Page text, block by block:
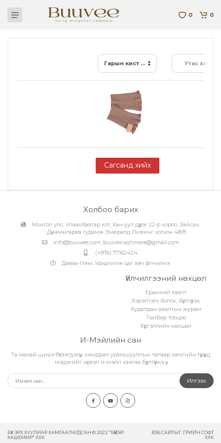
0 0
Гарын кист W-Ca-11-006-B-22 Утас хайх...
Сагсанд хийх
Холбоо барих
Монгол улс, Улаанбаатар хот, Хан-уул дүүрэг 22-р хороо, Зайсан,
Дүнжингарав гудамж Эмералд Ливинг хотхон 48/8
info@buuvee.com, buuveicashmere@gmail.com
(+976) 77162424
Даваа-Ням: Урьдчилж цаг авч үйлчилнэ.
Үйлчилгээний нөхцөл
Ерөнхий заалт
Хэрэглэгч болох, бүртгүүлэх
Худалдан авалтын журам
Төлбөр тооцоо
Хүргэлтийн нөхцөл
И-Мэйлийн сан
Та манай шинэ бүтээгдэхүүн, хямдрал урамшууллын талаар хамгийн түрүүнд
мэдэхийг хүсвэл и-мэйл хаягаа бүртгүүлнэ үү.
Илгээх
БҮХ ЭРХ ХУУЛИАР ХАМГААЛАГДСАН © 2022 "БҮҮВЭЙ
КАШЕМИР" ХХК
ВЭБ САЙТЫГ: ГРИЙН СОФТ
ХХК